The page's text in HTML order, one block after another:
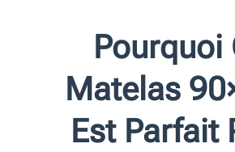
Pourquoi
Matelas
Est Parfait